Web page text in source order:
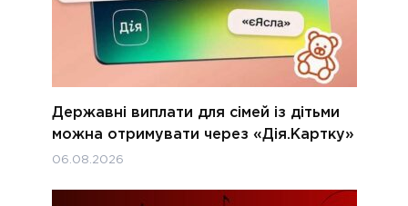
Державні виплати для сімей із дітьми
можна отримувати через «Дія.Картку»
06.08.2026